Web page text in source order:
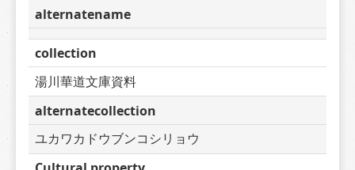
alternatename
collection
湯川華道文庫資料
alternatecollection
ユカワカドウブンコシリョウ